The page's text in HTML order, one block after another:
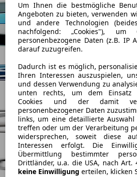
Um Ihnen die bestmögliche
Angeboten zu bieten, verwenden
und andere Technologien
nachfolgend: „Cookies"), um
personenbezogene Daten (z.B. IP
darauf zuzugreifen.
Dadurch ist es möglich,
Ihren Interessen auszuspielen,
und dessen Verwendung zu
unten rechts, um dem Einsatz
Cookies und der damit
personenbezogener Daten
links, um eine detaillierte
treffen oder um der Verarbeitung
widersprechen, soweit diese
Interessen erfolgt. Die
Übermittlung bestimmter
Drittländer, u.a. die USA, nach Art.
keine Einwilligung erteilen, klicken